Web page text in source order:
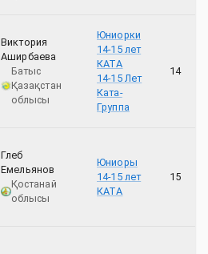
Виктория
Аширбаева
Батыс
Қазақстан
облысы
Юниорки
14-15 лет
КАТА
14-15 Лет
Ката-
Группа
14
Глеб
Емельянов
Қостанай
облысы
Юниоры
14-15 лет
КАТА
15